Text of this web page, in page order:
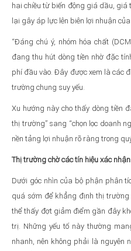
hai chiều từ biến động giá dầu,
lại gây áp lực lên biên lợi nhuận
“Đáng chú ý, nhóm hóa chất
đang thu hút dòng tiền nhờ đặc
phí đầu vào. Đây được xem là các
trường chung suy yếu.
Xu hướng này cho thấy dòng tiền
thị trường” sang “chọn lọc doanh
nền tảng lợi nhuận rõ ràng trong
Thị trường chờ các tín hiệu xác
Dưới góc nhìn của bộ phận phân
quá sớm để khẳng định thị
thể thấy đợt giảm điểm gần đây
trị. Những yếu tố này thường
nhanh, nên không phải là nguyên